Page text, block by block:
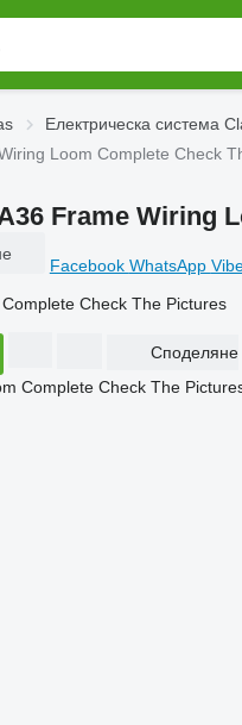
Електрическа система
Loom Complete Check
Frame Wiring
Facebook WhatsApp
Check The Pictures
Споделяне